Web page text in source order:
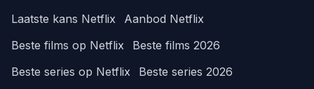
Laatste kans Netflix
Aanbod Netflix
Beste films op Netflix
Beste films 2026
Beste series op Netflix
Beste series 2026